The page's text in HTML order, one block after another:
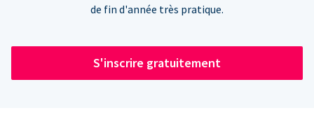
de fin d'année très pratique.
S'inscrire gratuitement